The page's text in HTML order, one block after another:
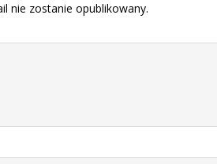
nie zostanie opublikowany.